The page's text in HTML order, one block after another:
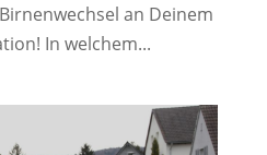
an Deinem
In welchem...